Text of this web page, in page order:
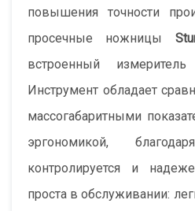
повышения точности
просечные ножницы
встроенный
Инструмент обладает
массогабаритными
эргономикой,
контролируется и
проста в обслуживании: